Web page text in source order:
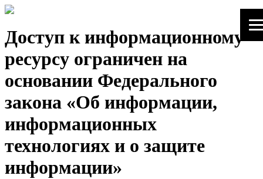
Доступ к информационному
ресурсу ограничен на
основании Федерального
закона «Об информации,
информационных
технологиях и о защите
информации»